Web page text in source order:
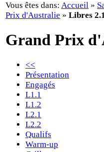
Vous êtes dans: Accueil »
Prix d'Australie » Libres
Grand Prix
<<
Présentation
Engagés
L1.1
L1.2
L2.1
L2.2
Qualifs
Warm-up